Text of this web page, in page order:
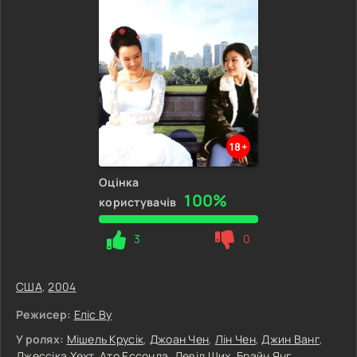
18+
Оцінка
користувачів 100%
3 0
США,2004
Режисер: Еліс Ву
У ролях: Мішель Крусік, Джоан Чен, Лін Чен,Джин Ванг,